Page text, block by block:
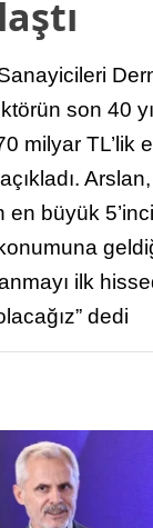
son 40
milyar TL’lik
en büyük
ilk
dedi